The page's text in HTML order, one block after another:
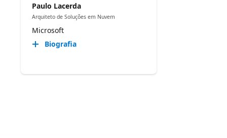
Paulo Lacerda
Arquiteto de Soluções em Nuvem
Microsoft
Biografia